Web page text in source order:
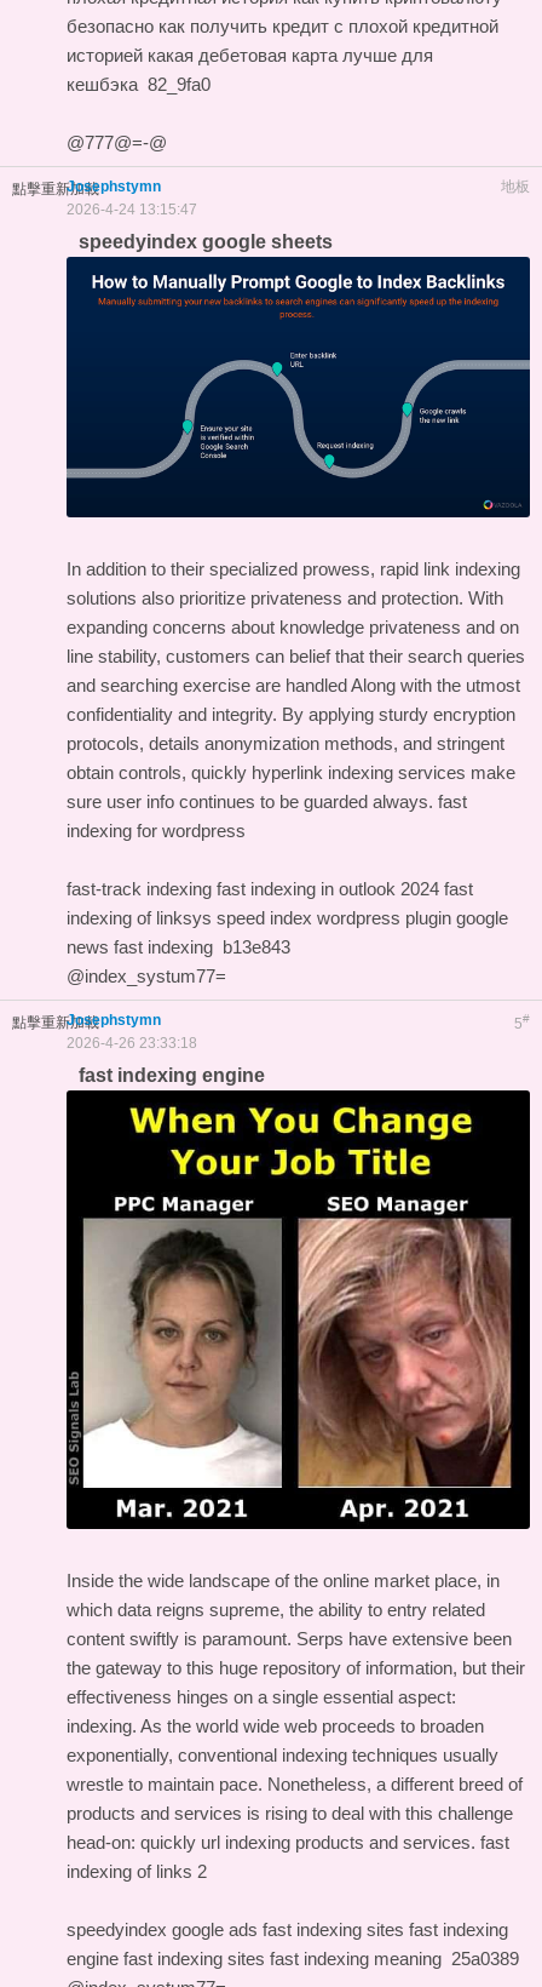
безопасно как получить кредит с плохой кредитной
историей какая дебетовая карта лучше для
кешбэка 82_9fa0
@777@=-@
點擊重新加載 地板
Josephstymn
2026-4-24 13:15:47
speedyindex google sheets
In addition to their specialized prowess, rapid link indexing
solutions also prioritize privateness and protection. With
expanding concerns about knowledge privateness and on
line stability, customers can belief that their search queries
and searching exercise are handled Along with the utmost
confidentiality and integrity. By applying sturdy encryption
protocols, details anonymization methods, and stringent
obtain controls, quickly hyperlink indexing services make
sure user info continues to be guarded always. fast
indexing for wordpress
fast-track indexing fast indexing in outlook 2024 fast
indexing of linksys speed index wordpress plugin google
news fast indexing b13e843
@index_systum77=
點擊重新加載 5#
Josephstymn
2026-4-26 23:33:18
fast indexing engine
Inside the wide landscape of the online market place, in
which data reigns supreme, the ability to entry related
content swiftly is paramount. Serps have extensive been
the gateway to this huge repository of information, but their
effectiveness hinges on a single essential aspect:
indexing. As the world wide web proceeds to broaden
exponentially, conventional indexing techniques usually
wrestle to maintain pace. Nonetheless, a different breed of
products and services is rising to deal with this challenge
head-on: quickly url indexing products and services. fast
indexing of links 2
speedyindex google ads fast indexing sites fast indexing
engine fast indexing sites fast indexing meaning 25a0389